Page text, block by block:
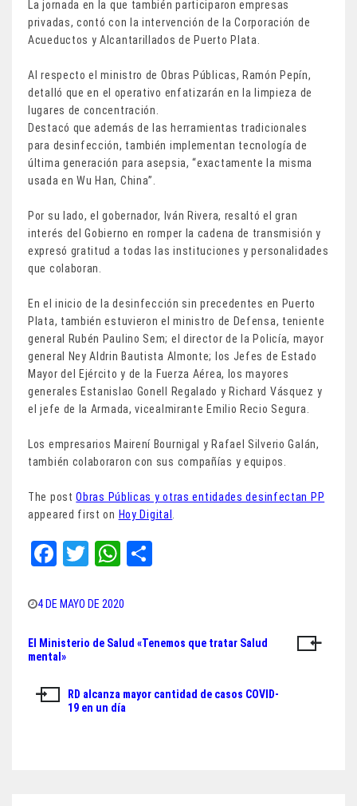
La jornada en la que también participaron empresas
privadas, contó con la intervención de la Corporación de
Acueductos y Alcantarillados de Puerto Plata.
Al respecto el ministro de Obras Públicas, Ramón Pepín,
detalló que en el operativo enfatizarán en la limpieza de
lugares de concentración.
Destacó que además de las herramientas tradicionales
para desinfección, también implementan tecnología de
última generación para asepsia, “exactamente la misma
usada en Wu Han, China”.
Por su lado, el gobernador, Iván Rivera, resaltó el gran
interés del Gobierno en romper la cadena de transmisión y
expresó gratitud a todas las instituciones y personalidades
que colaboran.
En el inicio de la desinfección sin precedentes en Puerto
Plata, también estuvieron el ministro de Defensa, teniente
general Rubén Paulino Sem; el director de la Policía, mayor
general Ney Aldrin Bautista Almonte; los Jefes de Estado
Mayor del Ejército y de la Fuerza Aérea, los mayores
generales Estanislao Gonell Regalado y Richard Vásquez y
el jefe de la Armada, vicealmirante Emilio Recio Segura.
Los empresarios Mairení Bournigal y Rafael Silverio Galán,
también colaboraron con sus compañías y equipos.
The postObras Públicas y otras entidades desinfectan PP
appeared first on Hoy Digital
Fa
bo
ok
T
tt
er
W
ts
A
pp
4 DE MAYO DE 2020
Navegación
entradas
El Ministerio de Salud «Tenemos que tratar Salud
mental»
RD alcanza mayor cantidad de casos COVID-
19 en un día